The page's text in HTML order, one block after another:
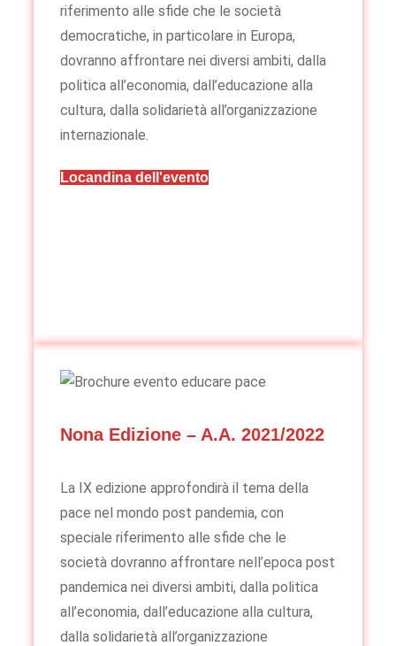
riferimento alle sfide che le società
democratiche, in particolare in Europa,
dovranno affrontare nei diversi ambiti, dalla
politica all’economia, dall’educazione alla
cultura, dalla solidarietà all’organizzazione
internazionale.
Locandina dell'evento
Nona Edizione – A.A. 2021/2022
La IX edizione approfondirà il tema della
pace nel mondo post pandemia, con
speciale riferimento alle sfide che le
società dovranno affrontare nell’epoca post
pandemica nei diversi ambiti, dalla politica
all’economia, dall’educazione alla cultura,
dalla solidarietà all’organizzazione